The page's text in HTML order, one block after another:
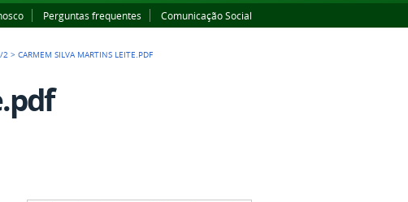
Perguntas frequentes Comunicação Social
2 >CARMEM SILVA MARTINS LEITE.PDF